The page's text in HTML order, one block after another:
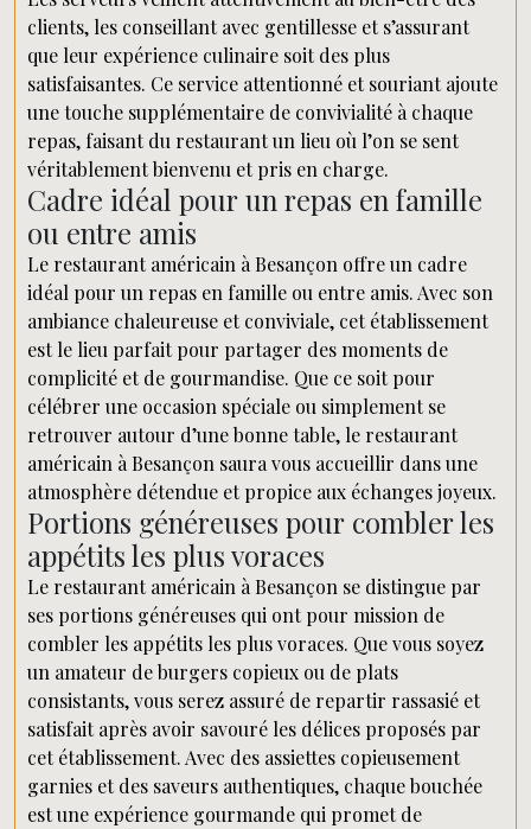
clients, les conseillant avec gentillesse et s’assurant
que leur expérience culinaire soit des plus
satisfaisantes. Ce service attentionné et souriant ajoute
une touche supplémentaire de convivialité à chaque
repas, faisant du restaurant un lieu où l’on se sent
véritablement bienvenu et pris en charge.
Cadre idéal pour un repas en famille
ou entre amis
Le restaurant américain à Besançon offre un cadre
idéal pour un repas en famille ou entre amis. Avec son
ambiance chaleureuse et conviviale, cet établissement
est le lieu parfait pour partager des moments de
complicité et de gourmandise. Que ce soit pour
célébrer une occasion spéciale ou simplement se
retrouver autour d’une bonne table, le restaurant
américain à Besançon saura vous accueillir dans une
atmosphère détendue et propice aux échanges joyeux.
Portions généreuses pour combler les
appétits les plus voraces
Le restaurant américain à Besançon se distingue par
ses portions généreuses qui ont pour mission de
combler les appétits les plus voraces. Que vous soyez
un amateur de burgers copieux ou de plats
consistants, vous serez assuré de repartir rassasié et
satisfait après avoir savouré les délices proposés par
cet établissement. Avec des assiettes copieusement
garnies et des saveurs authentiques, chaque bouchée
est une expérience gourmande qui promet de